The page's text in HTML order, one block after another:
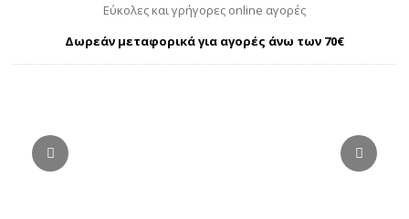
Εύκολες και γρήγορες online αγορές
Δωρεάν μεταφορικά για αγορές άνω των 70€